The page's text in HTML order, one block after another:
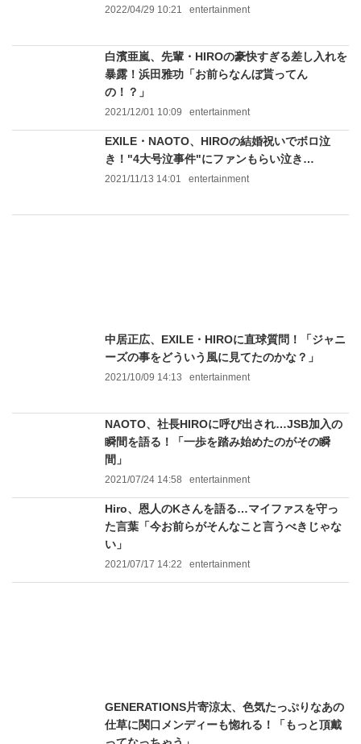
2022/04/29 10:21 entertainment
白濱亜嵐、先輩・HIROの豪快すぎる差し入れを
暴露！浜田雅功「お前らなんぼ貰ってん
の！？」
2021/12/01 10:09 entertainment
EXILE・NAOTO、HIROの結婚祝いでボロ泣
き！"4大号泣事件"にファンもらい泣き…
2021/11/13 14:01 entertainment
中居正広、EXILE・HIROに直球質問！「ジャニ
ーズの事をどういう風に見てたのかな？」
2021/10/09 14:13 entertainment
NAOTO、社長HIROに呼び出され…JSB加入の
瞬間を語る！「一歩を踏み始めたのがその瞬
間」
2021/07/24 14:58 entertainment
Hiro、恩人のKさんを語る…マイファスを守っ
た言葉「今お前らがそんなこと言うべきじゃな
い」
2021/07/17 14:22 entertainment
GENERATIONS片寄涼太、色気たっぷりなあの
仕草に関口メンディーも惚れる！「もっと頂戴